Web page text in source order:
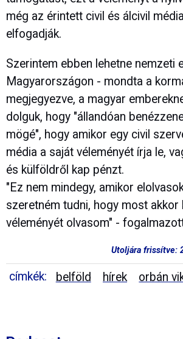
még az érintett civil és álcivil
elfogadják.
Szerintem ebben lehetne nemzeti
Magyarországon - mondta a
megjegyezve, a magyar
dolguk, hogy "állandóan
mögé", hogy amikor egy civil
média a saját véleményét írja le,
és külföldről kap pénzt.
"Ez nem mindegy, amikor
szeretném tudni, hogy most akkor
véleményét olvasom" -
Utoljára frissítve:
címkék: belföld hírek orbán